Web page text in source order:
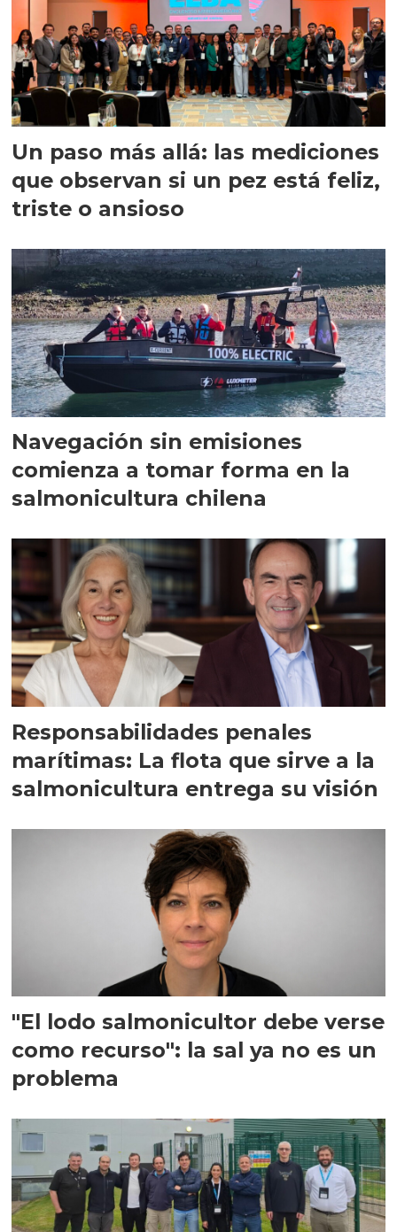
Un paso más allá: las mediciones
que observan si un pez está feliz,
triste o ansioso
Navegación sin emisiones
comienza a tomar forma en la
salmonicultura chilena
Responsabilidades penales
marítimas: La flota que sirve a la
salmonicultura entrega su visión
"El lodo salmonicultor debe verse
como recurso": la sal ya no es un
problema